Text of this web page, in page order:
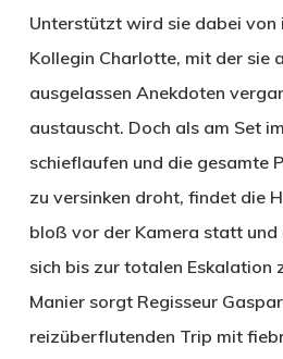
Unterstützt wird sie dabei von
Kollegin Charlotte, mit der sie
ausgelassen Anekdoten
austauscht. Doch als am Set
schieflaufen und die gesamte
zu versinken droht, findet die
bloß vor der Kamera statt
sich bis zur totalen Eskalation
Manier sorgt Regisseur
reizüberflutenden Trip mit